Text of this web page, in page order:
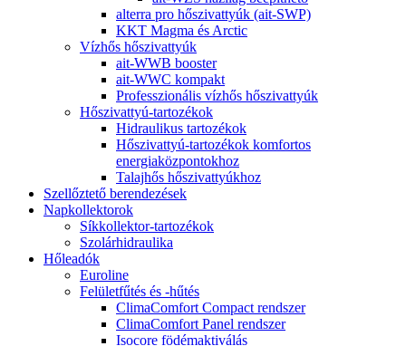
alterra pro hőszivattyúk (ait-SWP)
KKT Magma és Arctic
Vízhős hőszivattyúk
ait-WWB booster
ait-WWC kompakt
Professzionális vízhős hőszivattyúk
Hőszivattyú-tartozékok
Hidraulikus tartozékok
Hőszivattyú-tartozékok komfortos
energiaközpontokhoz
Talajhős hőszivattyúkhoz
Szellőztető berendezések
Napkollektorok
Síkkollektor-tartozékok
Szolárhidraulika
Hőleadók
Euroline
Felületfűtés és -hűtés
ClimaComfort Compact rendszer
ClimaComfort Panel rendszer
Isocore födémaktiválás